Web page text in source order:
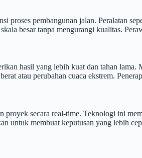
proses pembangunan jalan. Peralatan
besar tanpa mengurangi kualitas.
hasil yang lebih kuat dan tahan
atau perubahan cuaca ekstrem.
proyek secara real-time. Teknologi ini
untuk membuat keputusan yang lebih